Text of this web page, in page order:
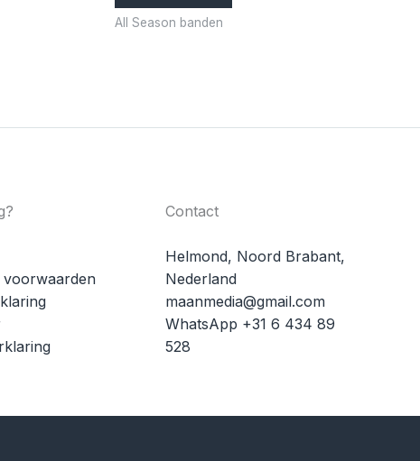
All Season banden
voorwaarden
Contact
Helmond, Noord Brabant,
Nederland
maanmedia@gmail.com
WhatsApp +31 6 434 89
528